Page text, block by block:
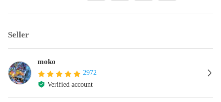
Seller
moko
2972
Verified account